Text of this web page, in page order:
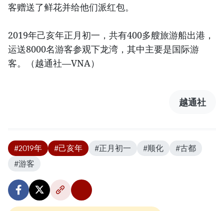
客赠送了鲜花并给他们派红包。
2019年己亥年正月初一，共有400多艘旅游船出港，
运送8000名游客参观下龙湾，其中主要是国际游
客。（越通社—VNA）
越通社
#2019年 #己亥年 #正月初一 #顺化
#古都
#游客